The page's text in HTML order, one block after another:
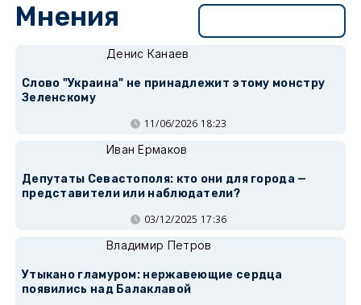
Мнения
Денис Канаев
Слово "Украина" не принадлежит этому монстру
Зеленскому
11/06/2026 18:23
Иван Ермаков
Депутаты Севастополя: кто они для города —
представители или наблюдатели?
03/12/2025 17:36
Владимир Петров
Утыкано гламуром: нержавеющие сердца
появились над Балаклавой